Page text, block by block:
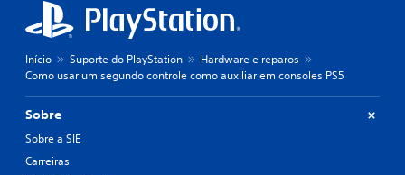
Início Suporte do PlayStation
Hardware e reparos
Como usar um segundo controle como auxiliar em consoles PS5
Sobre
Sobre a SIE
Carreiras